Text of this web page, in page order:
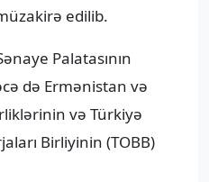
edilib.
Palatasının
də Ermənistan və
və Türkiyə
Birliyinin (TOBB)